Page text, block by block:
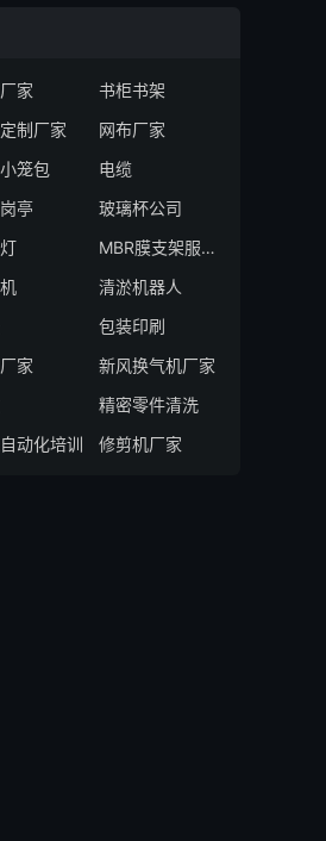
家
书柜书架
制厂家
网布厂家
笼包
电缆
亭
玻璃杯公司
MBR膜支架服务商
清淤机器人
包装印刷
家
新风换气机厂家
精密零件清洗
动化培训 修剪机厂家